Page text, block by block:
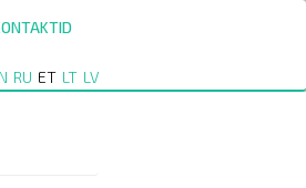
LV
LT
ET
RU